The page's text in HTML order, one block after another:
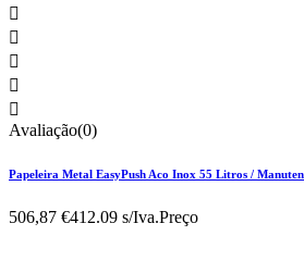





Avaliação(0)
Papeleira Metal EasyPush Aco Inox 55 Litros /
506,87 €412.09 s/Iva.Preço